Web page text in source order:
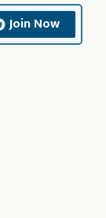
Join Now